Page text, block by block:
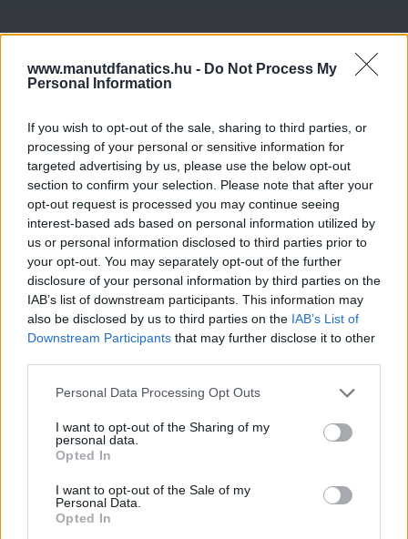
www.manutdfanatics.hu - Do Not Process My
Personal Information
If you wish to opt-out of the sale, sharing to third parties, or
processing of your personal or sensitive information for
targeted advertising by us, please use the below opt-out
section to confirm your selection. Please note that after your
opt-out request is processed you may continue seeing
interest-based ads based on personal information utilized by
us or personal information disclosed to third parties prior to
your opt-out. You may separately opt-out of the further
disclosure of your personal information by third parties on the
IAB’s list of downstream participants. This information may
also be disclosed by us to third parties on the IAB’s List of
Downstream Participants that may further disclose it to other
Please note that this website/app uses one or more Google
not limited to your visit or usage behaviour. You may click to
grant or deny consent to Google and its third-party tags to
use your data for below specified purposes in below Google
consent section.
Personal Data Processing Opt Outs
I want to opt-out of the Sharing of my
personal data.
Opted In
I want to opt-out of the Sale of my
Personal Data.
Opted In